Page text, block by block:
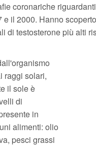
coronariche
e il 2000. Hanno
di testosterone più alti
raggi solari,
il sole è
di
in
alimenti: olio
pesci grassi